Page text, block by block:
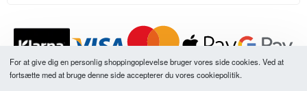
For at give dig en personlig shoppingoplevelse bruger vores side cookies. Ved at
fortsætte med at bruge denne side accepterer du vores cookiepolitik.